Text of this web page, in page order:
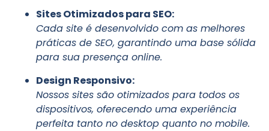
Sites Otimizados para SEO:
Cada site é desenvolvido com as melhores
práticas de SEO, garantindo uma base sólida
para sua presença online.
Design Responsivo:
Nossos sites são otimizados para todos os
dispositivos, oferecendo uma experiência
perfeita tanto no desktop quanto no mobile.